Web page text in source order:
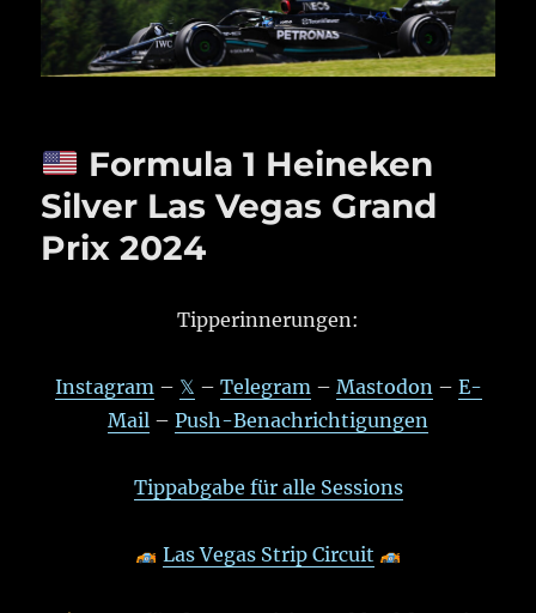
Formula 1 Heineken
Silver Las Vegas Grand
Prix 2024
Tipperinnerungen:
Instagram– 𝕏 – Telegram– Mastodon– E-
Mail – Push-Benachrichtigungen
Tippabgabe für alle Sessions
Las Vegas Strip Circuit